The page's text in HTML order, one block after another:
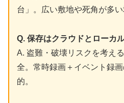
台」。広い敷地や死角が多い
Q. 保存はクラウドとローカ
A. 盗難・破壊リスクを考え
全。常時録画＋イベント録
的。